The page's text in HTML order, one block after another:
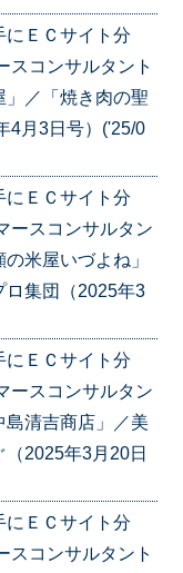
にＥＣサイト分
コンサルタント
／「焼き肉の聖
4月3日号）('25/0
にＥＣサイト分
スコンサルタン
米屋いづよね」
ロ集団（2025年3
にＥＣサイト分
スコンサルタン
清吉商店」／美
2025年3月20日
にＥＣサイト分
コンサルタント